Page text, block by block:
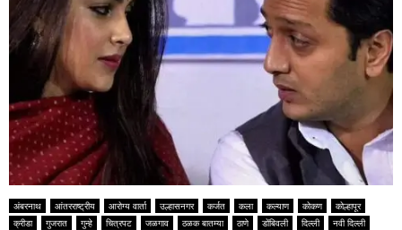
अंबरनाथ आंतरराष्ट्रीय आरोग्य वार्ता उल्हासनगर कर्जत कला कल्याण कोकण
कोल्हापूर
क्रीडा
गुजरात गुन्हे चित्रपट जळगाव ठळक बातम्या ठाणे डोंबिवली दिल्ली
नवी दिल्ली